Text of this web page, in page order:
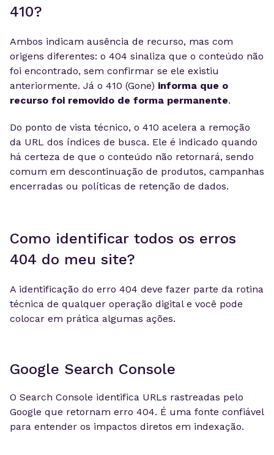
410?
Ambos indicam ausência de recurso, mas com
origens diferentes: o 404 sinaliza que o conteúdo não
foi encontrado, sem confirmar se ele existiu
anteriormente. Já o 410 (Gone) informa que o
recurso foi removido de forma permanente.
Do ponto de vista técnico, o 410 acelera a remoção
da URL dos índices de busca. Ele é indicado quando
há certeza de que o conteúdo não retornará, sendo
comum em descontinuação de produtos, campanhas
encerradas ou políticas de retenção de dados.
Como identificar todos os erros
404 do meu site?
A identificação do erro 404 deve fazer parte da rotina
técnica de qualquer operação digital e você pode
colocar em prática algumas ações.
Google Search Console
O Search Console identifica URLs rastreadas pelo
Google que retornam erro 404. É uma fonte confiável
para entender os impactos diretos em indexação.